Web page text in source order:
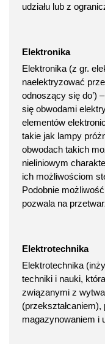
udziału lub z
Elektronika
Elektronika (z gr.
naelektryzować
odnoszący się do’)
się obwodami
elementów
takie jak lampy
obwodach takich
nieliniowym
ich możliwościom
Podobnie
pozwala na
Elektrotechnika
Elektrotechnika
techniki i nauki,
związanymi z
(przekształcaniem),
magazynowaniem i